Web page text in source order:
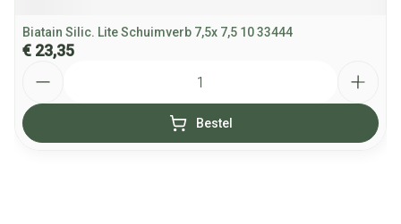
Biatain Silic. Lite Schuimverb 7,5x 7,5 10 33444
€ 23,35
Bestel